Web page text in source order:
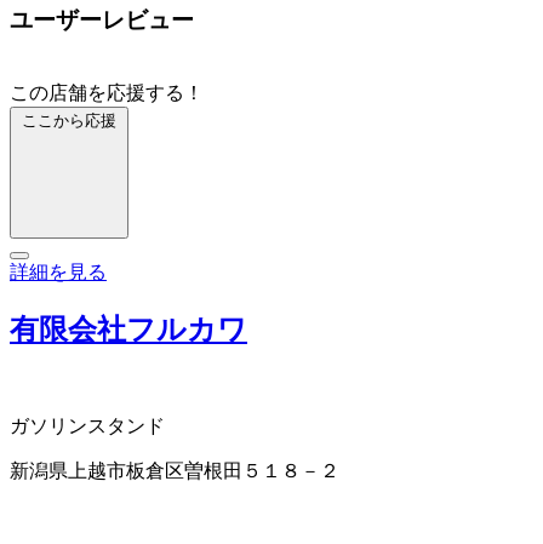
ユーザーレビュー
この店舗を応援する！
ここから応援
詳細を見る
有限会社フルカワ
ガソリンスタンド
新潟県上越市板倉区曽根田５１８－２